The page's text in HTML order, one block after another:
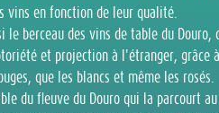
vins en fonction de leur qualité.
le berceau des vins de table du
et projection à l'étranger, grâce
que les blancs et même les rosés.
du fleuve du Douro qui la parcourt